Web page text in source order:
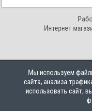
Мы используем
сайта, анализа
использовать сайт,
Интернет